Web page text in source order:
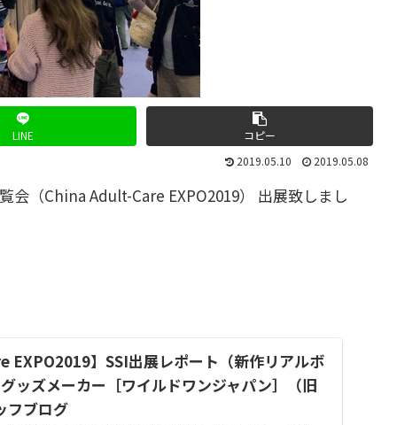
LINE
コピー
2019.05.10
2019.05.08
会（China Adult-Care EXPO2019） 出展致しまし
EXPO2019】SSI出展レポート（新作リアルボ
ッズメーカー［ワイルドワンジャパン］（旧
フブログ